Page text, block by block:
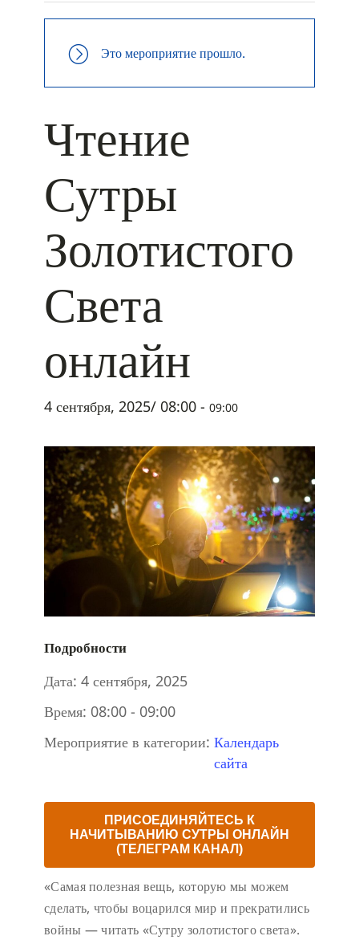
Это мероприятие прошло.
Чтение
Сутры
Золотистого
Света
онлайн
4 сентября, 2025/ 08:00 - 09:00
Подробности
Дата: 4 сентября, 2025
Время: 08:00 - 09:00
Мероприятие в категории: Календарь
сайта
ПРИСОЕДИНЯЙТЕСЬ К
НАЧИТЫВАНИЮ СУТРЫ ОНЛАЙН
(ТЕЛЕГРАМ КАНАЛ)
«Самая полезная вещь, которую мы можем
сделать, чтобы воцарился мир и прекратились
войны — читать «Сутру золотистого света».